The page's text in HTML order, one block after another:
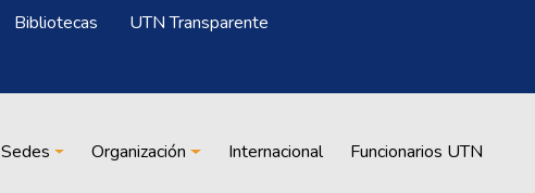
Bibliotecas UTN Transparente
Sedes Organización Internacional Funcionarios UTN